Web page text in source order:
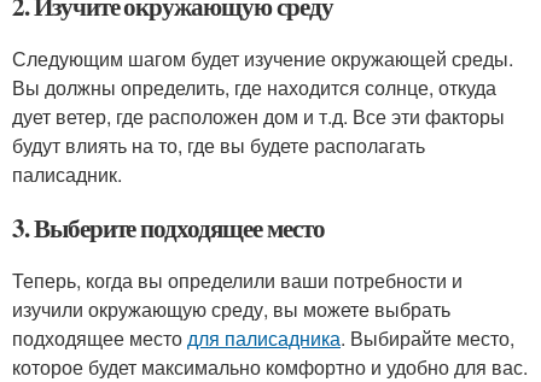
Следующим шагом будет изучение окружающей среды.
Вы должны определить, где находится солнце, откуда
дует ветер, где расположен дом и т.д. Все эти факторы
будут влиять на то, где вы будете располагать
палисадник.
3. Выберите подходящее место
Теперь, когда вы определили ваши потребности и
изучили окружающую среду, вы можете выбрать
подходящее местодля палисадника. Выбирайте место,
которое будет максимально комфортно и удобно для вас.